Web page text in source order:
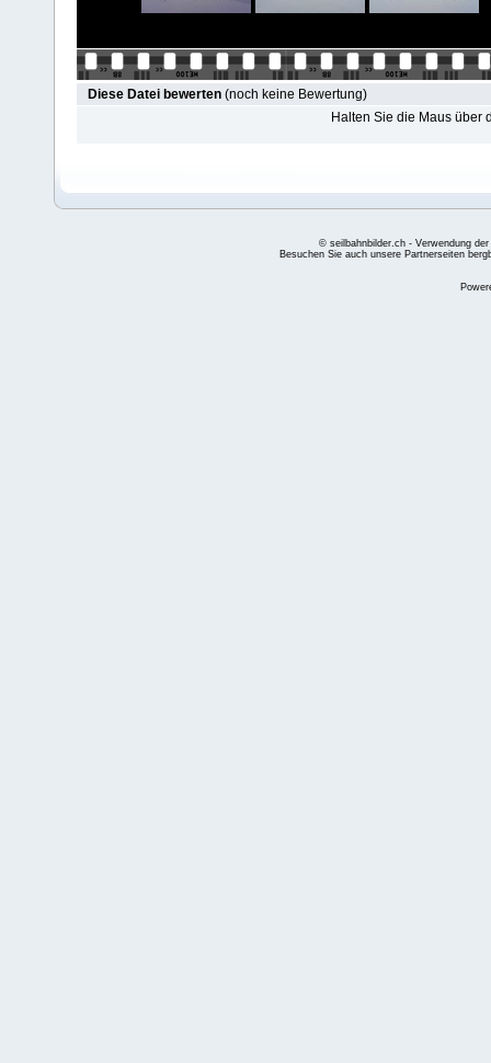
Diese Datei bewerten (noch keine Bewertung)
Halten Sie die Maus über
© seilbahnbilder.ch - Verwendung
Besuchen Sie auch unsere Partnerseiten